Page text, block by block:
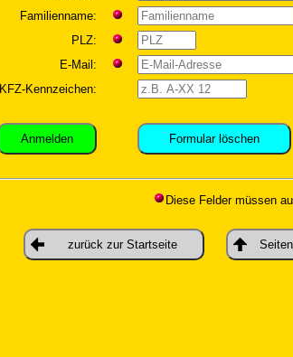
Familienname:
PLZ:
E-Mail:
KFZ-Kennzeichen:
Diese Felder müssen
zurück zur Startseite